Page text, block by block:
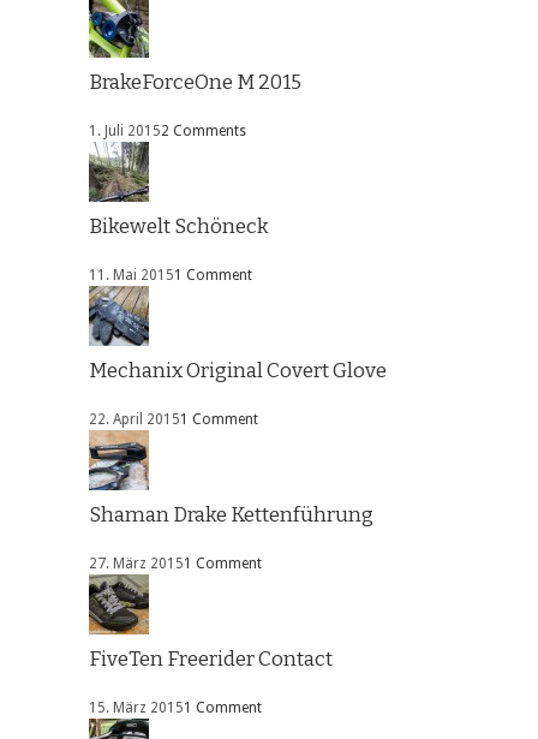
BrakeForceOne M 2015
1. Juli 20152 Comments
Bikewelt Schöneck
11. Mai 20151 Comment
Mechanix Original Covert Glove
22. April 20151 Comment
Shaman Drake Kettenführung
27. März 20151 Comment
FiveTen Freerider Contact
15. März 20151 Comment